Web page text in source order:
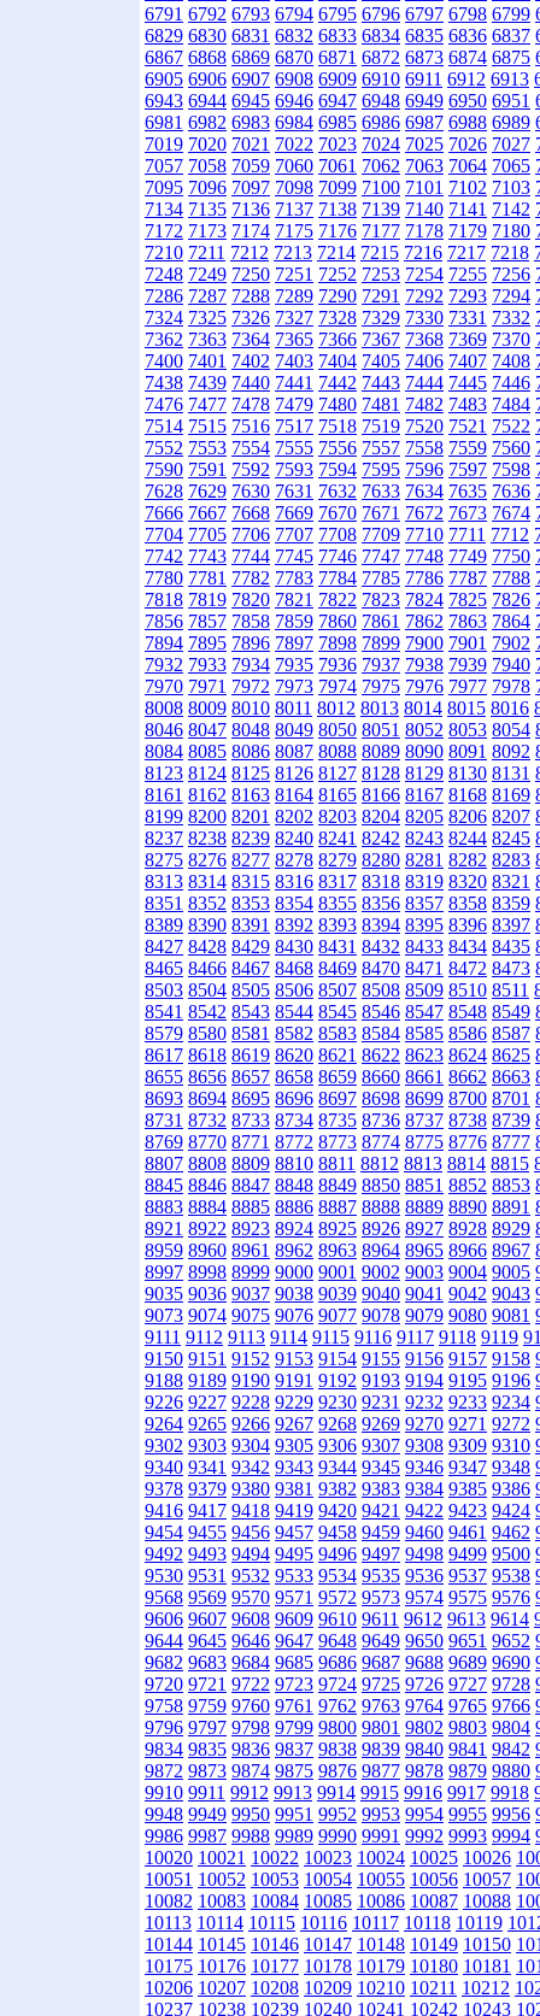
6791 6792 6793 6794 6795 6796 6797 6798 6799
6829 6830 6831 6832 6833 6834 6835 6836 6837
6867 6868 6869 6870 6871 6872 6873 6874 6875
6905 6906 6907 6908 6909 6910 6911 6912 6913
6943 6944 6945 6946 6947 6948 6949 6950 6951
6981 6982 6983 6984 6985 6986 6987 6988 6989
7019 7020 7021 7022 7023 7024 7025 7026 7027
7057 7058 7059 7060 7061 7062 7063 7064 7065
7095 7096 7097 7098 7099 7100 7101 7102 7103
7134 7135 7136 7137 7138 7139 7140 7141 7142
7172 7173 7174 7175 7176 7177 7178 7179 7180
7210 7211 7212 7213 7214 7215 7216 7217 7218
7248 7249 7250 7251 7252 7253 7254 7255 7256
7286 7287 7288 7289 7290 7291 7292 7293 7294
7324 7325 7326 7327 7328 7329 7330 7331 7332
7362 7363 7364 7365 7366 7367 7368 7369 7370
7400 7401 7402 7403 7404 7405 7406 7407 7408
7438 7439 7440 7441 7442 7443 7444 7445 7446
7476 7477 7478 7479 7480 7481 7482 7483 7484
7514 7515 7516 7517 7518 7519 7520 7521 7522
7552 7553 7554 7555 7556 7557 7558 7559 7560
7590 7591 7592 7593 7594 7595 7596 7597 7598
7628 7629 7630 7631 7632 7633 7634 7635 7636
7666 7667 7668 7669 7670 7671 7672 7673 7674
7704 7705 7706 7707 7708 7709 7710 7711 7712
7742 7743 7744 7745 7746 7747 7748 7749 7750
7780 7781 7782 7783 7784 7785 7786 7787 7788
7818 7819 7820 7821 7822 7823 7824 7825 7826
7856 7857 7858 7859 7860 7861 7862 7863 7864
7894 7895 7896 7897 7898 7899 7900 7901 7902
7932 7933 7934 7935 7936 7937 7938 7939 7940
7970 7971 7972 7973 7974 7975 7976 7977 7978
8008 8009 8010 8011 8012 8013 8014 8015 8016
8046 8047 8048 8049 8050 8051 8052 8053 8054
8084 8085 8086 8087 8088 8089 8090 8091 8092
8123 8124 8125 8126 8127 8128 8129 8130 8131
8161 8162 8163 8164 8165 8166 8167 8168 8169
8199 8200 8201 8202 8203 8204 8205 8206 8207
8237 8238 8239 8240 8241 8242 8243 8244 8245
8275 8276 8277 8278 8279 8280 8281 8282 8283
8313 8314 8315 8316 8317 8318 8319 8320 8321
8351 8352 8353 8354 8355 8356 8357 8358 8359
8389 8390 8391 8392 8393 8394 8395 8396 8397
8427 8428 8429 8430 8431 8432 8433 8434 8435
8465 8466 8467 8468 8469 8470 8471 8472 8473
8503 8504 8505 8506 8507 8508 8509 8510 8511
8541 8542 8543 8544 8545 8546 8547 8548 8549
8579 8580 8581 8582 8583 8584 8585 8586 8587
8617 8618 8619 8620 8621 8622 8623 8624 8625
8655 8656 8657 8658 8659 8660 8661 8662 8663
8693 8694 8695 8696 8697 8698 8699 8700 8701
8731 8732 8733 8734 8735 8736 8737 8738 8739
8769 8770 8771 8772 8773 8774 8775 8776 8777
8807 8808 8809 8810 8811 8812 8813 8814 8815
8845 8846 8847 8848 8849 8850 8851 8852 8853
8883 8884 8885 8886 8887 8888 8889 8890 8891
8921 8922 8923 8924 8925 8926 8927 8928 8929
8959 8960 8961 8962 8963 8964 8965 8966 8967
8997 8998 8999 9000 9001 9002 9003 9004 9005
9035 9036 9037 9038 9039 9040 9041 9042 9043
9073 9074 9075 9076 9077 9078 9079 9080 9081
9111 9112 9113 9114 9115 9116 9117 9118 9119
9150 9151 9152 9153 9154 9155 9156 9157 9158
9188 9189 9190 9191 9192 9193 9194 9195 9196
9226 9227 9228 9229 9230 9231 9232 9233 9234
9264 9265 9266 9267 9268 9269 9270 9271 9272
9302 9303 9304 9305 9306 9307 9308 9309 9310
9340 9341 9342 9343 9344 9345 9346 9347 9348
9378 9379 9380 9381 9382 9383 9384 9385 9386
9416 9417 9418 9419 9420 9421 9422 9423 9424
9454 9455 9456 9457 9458 9459 9460 9461 9462
9492 9493 9494 9495 9496 9497 9498 9499 9500
9530 9531 9532 9533 9534 9535 9536 9537 9538
9568 9569 9570 9571 9572 9573 9574 9575 9576
9606 9607 9608 9609 9610 9611 9612 9613 9614
9644 9645 9646 9647 9648 9649 9650 9651 9652
9682 9683 9684 9685 9686 9687 9688 9689 9690
9720 9721 9722 9723 9724 9725 9726 9727 9728
9758 9759 9760 9761 9762 9763 9764 9765 9766
9796 9797 9798 9799 9800 9801 9802 9803 9804
9834 9835 9836 9837 9838 9839 9840 9841 9842
9872 9873 9874 9875 9876 9877 9878 9879 9880
9910 9911 9912 9913 9914 9915 9916 9917 9918
9948 9949 9950 9951 9952 9953 9954 9955 9956
9986 9987 9988 9989 9990 9991 9992 9993 9994
10020 10021 10022 10023 10024 10025 10026
10051 10052 10053 10054 10055 10056 10057
10082 10083 10084 10085 10086 10087 10088
10113 10114 10115 10116 10117 10118 10119
10144 10145 10146 10147 10148 10149 10150
10175 10176 10177 10178 10179 10180 10181
10206 10207 10208 10209 10210 10211 10212
10237 10238 10239 10240 10241 10242 10243